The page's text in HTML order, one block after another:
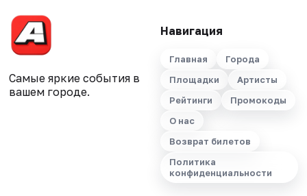
Самые яркие события в
вашем городе.
Навигация
Главная
Города
Площадки
Артисты
Рейтинги
Промокоды
О нас
Возврат билетов
Политика
конфиденциальности